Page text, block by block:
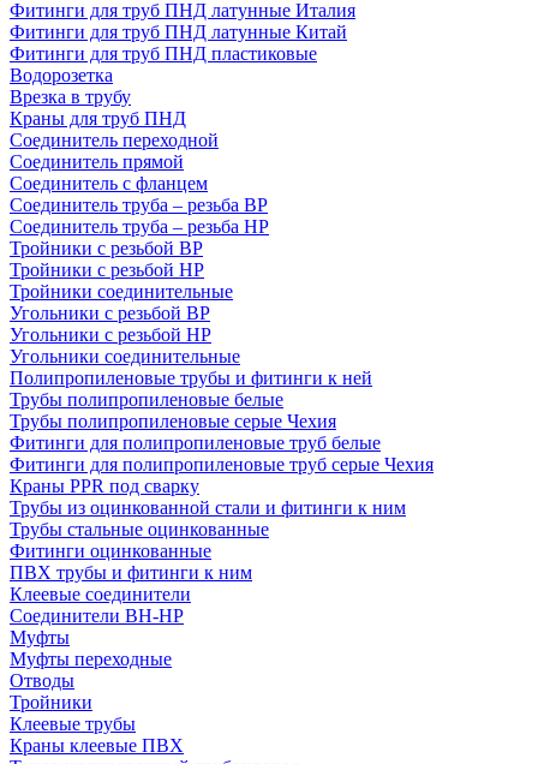
Фитинги для труб ПНД латунные Италия
Фитинги для труб ПНД латунные Китай
Фитинги для труб ПНД пластиковые
Водорозетка
Врезка в трубу
Краны для труб ПНД
Соединитель переходной
Соединитель прямой
Соединитель с фланцем
Соединитель труба – резьба ВР
Соединитель труба – резьба НР
Тройники с резьбой ВР
Тройники с резьбой НР
Тройники соединительные
Угольники с резьбой ВР
Угольники с резьбой НР
Угольники соединительные
Полипропиленовые трубы и фитинги к ней
Трубы полипропиленовые белые
Трубы полипропиленовые серые Чехия
Фитинги для полипропиленовые труб белые
Фитинги для полипропиленовые труб серые Чехия
Краны PPR под сварку
Трубы из оцинкованной стали и фитинги к ним
Трубы стальные оцинкованные
Фитинги оцинкованные
ПВХ трубы и фитинги к ним
Клеевые соединители
Соединители ВН-НР
Муфты
Муфты переходные
Отводы
Тройники
Клеевые трубы
Краны клеевые ПВХ